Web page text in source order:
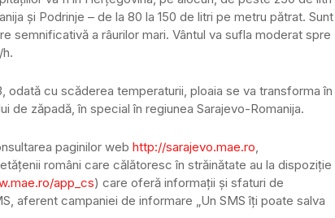
şi Podrinje – de la 80 la 150 de litri pe metru pătrat. Sunt
semnificativă a râurilor mari. Vântul va sufla moderat spre
odată cu scăderea temperaturii, ploaia se va transforma în
de zăpadă, în special în regiunea Sarajevo-Romanija.
paginilor web http://sarajevo.mae.ro,
români care călătoresc în străinătate au la dispoziţie
app_cs) care oferă informaţii şi sfaturi de
aferent campaniei de informare „Un SMS îţi poate salva